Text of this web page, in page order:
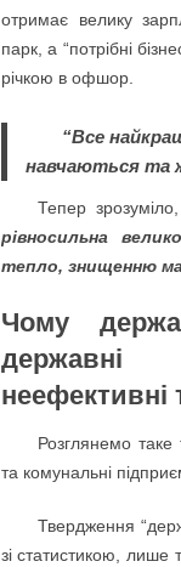
отримає велику
парк, а “потрібні
річкою в офшор.
“Все
навчаються та
Тепер
рівносильна
тепло, знищенню
Чому
державні
неефективні
Розглянемо
та комунальні
Твердження
зі статистикою, лише